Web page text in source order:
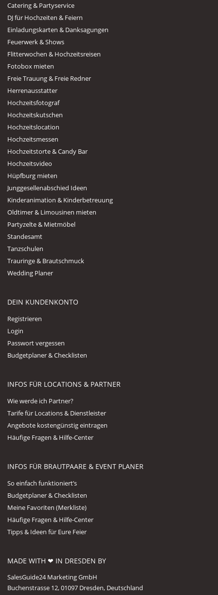
Catering & Partyservice
DJ für Hochzeiten & Feiern
Einladungskarten & Danksagungen
Feuerwerk & Shows
Flitterwochen & Hochzeitsreisen
Fotobox mieten
Freie Trauung & Freie Redner
Herrenausstatter
Hochzeitsfotograf
Hochzeitskutschen
Hochzeitslocation
Hochzeitsmessen
Hochzeitstorte & Candy Bar
Hochzeitsvideo
Hüpfburg mieten
Junggesellenabschied Ideen
Kinderanimation & Kinderbetreuung
Oldtimer & Limousinen mieten
Partyzelte & Mietmöbel
Standesamt
Tanzschulen
Trauringe & Brautschmuck
Wedding Planer
DEIN KUNDENKONTO
Registrieren
Login
Passwort vergessen
Budgetplaner & Checklisten
INFOS FÜR LOCATIONS & PARTNER
Wie werde ich Partner?
Tarife für Locations & Dienstleister
Angebote kostengünstig eintragen
Häufige Fragen & Hilfe-Center
INFOS FÜR BRAUTPAARE & EVENT PLANER
So einfach funktioniert’s
Budgetplaner & Checklisten
Meine Favoriten (Merkliste)
Häufige Fragen & Hilfe-Center
Tipps & Ideen für Eure Feier
MADE WITH ❤ IN DRESDEN BY
SalesGuide24 Marketing GmbH
Buchenstrasse 12, 01097 Dresden, Deutschland